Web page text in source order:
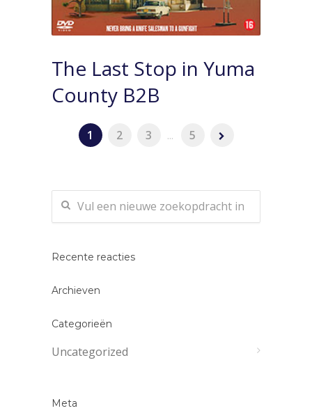
The Last Stop in Yuma
County B2B
1 2 3 ... 5
Recente reacties
Archieven
Categorieën
Uncategorized
Meta